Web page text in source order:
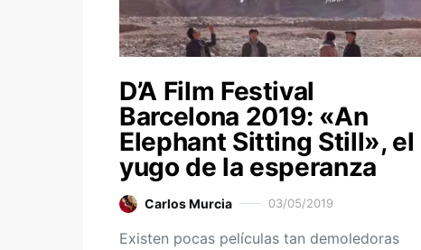
D’A Film Festival
Barcelona 2019: «An
Elephant Sitting Still», el
yugo de la esperanza
Carlos Murcia 03/05/2019
Existen pocas películas tan demoledoras